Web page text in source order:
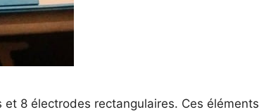
8 électrodes rectangulaires. Ces éléments